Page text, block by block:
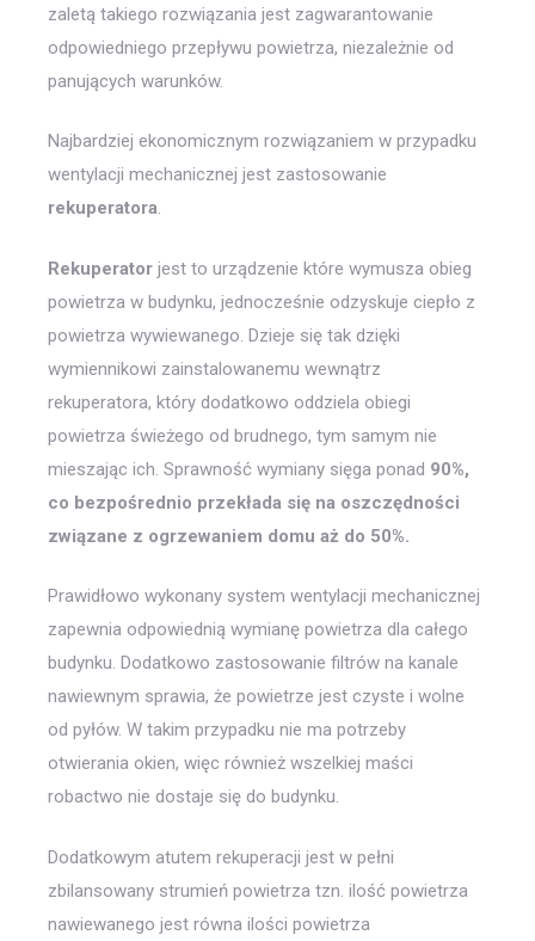
zaletą takiego rozwiązania jest zagwarantowanie
odpowiedniego przepływu powietrza, niezależnie od
panujących warunków.
Najbardziej ekonomicznym rozwiązaniem w przypadku
wentylacji mechanicznej jest zastosowanie
rekuperatora.
Rekuperator jest to urządzenie które wymusza obieg
powietrza w budynku, jednocześnie odzyskuje ciepło z
powietrza wywiewanego. Dzieje się tak dzięki
wymiennikowi zainstalowanemu wewnątrz
rekuperatora, który dodatkowo oddziela obiegi
powietrza świeżego od brudnego, tym samym nie
mieszając ich. Sprawność wymiany sięga ponad 90%,
co bezpośrednio przekłada się na oszczędności
związane z ogrzewaniem domu aż do 50%.
Prawidłowo wykonany system wentylacji mechanicznej
zapewnia odpowiednią wymianę powietrza dla całego
budynku. Dodatkowo zastosowanie filtrów na kanale
nawiewnym sprawia, że powietrze jest czyste i wolne
od pyłów. W takim przypadku nie ma potrzeby
otwierania okien, więc również wszelkiej maści
robactwo nie dostaje się do budynku.
Dodatkowym atutem rekuperacji jest w pełni
zbilansowany strumień powietrza tzn. ilość powietrza
nawiewanego jest równa ilości powietrza